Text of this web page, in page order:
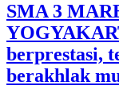
SMA 3
berprestasi,
berakhlak